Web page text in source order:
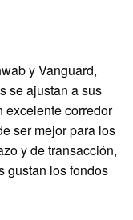
y Vanguard,
se ajustan a sus
excelente corredor
ser mejor para los
y de transacción,
gustan los fondos